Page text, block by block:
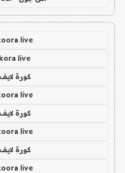
live
kora live
كورة لايف
live
كورة لايف
live
كورة لايف
live